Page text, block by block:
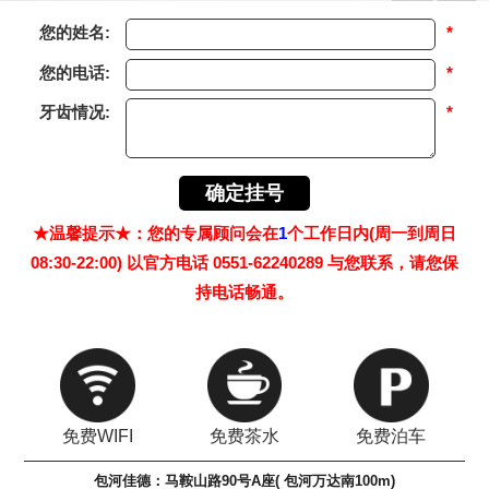
您的姓名: *
您的电话: *
牙齿情况: *
★温馨提示★：您的专属顾问会在1个工作日内(周一到周日
08:30-22:00) 以官方电话 0551-62240289 与您联系，请您保
持电话畅通。
免费WIFI 免费茶水 免费泊车
包河佳德：马鞍山路90号A座( 包河万达南100m)